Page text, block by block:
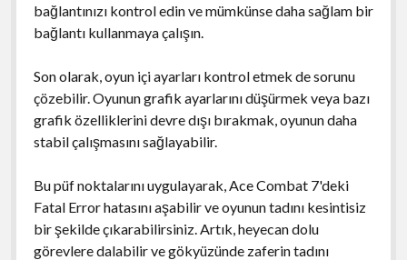
bağlantınızı kontrol edin ve mümkünse daha sağlam bir
bağlantı kullanmaya çalışın.
Son olarak, oyun içi ayarları kontrol etmek de sorunu
çözebilir. Oyunun grafik ayarlarını düşürmek veya bazı
grafik özelliklerini devre dışı bırakmak, oyunun daha
stabil çalışmasını sağlayabilir.
Bu püf noktalarını uygulayarak, Ace Combat 7'deki
Fatal Error hatasını aşabilir ve oyunun tadını kesintisiz
bir şekilde çıkarabilirsiniz. Artık, heyecan dolu
görevlere dalabilir ve gökyüzünde zaferin tadını